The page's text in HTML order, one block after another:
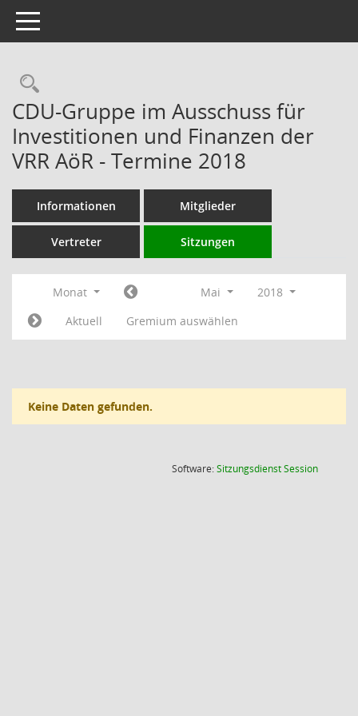
Toggle navigation
Rechercheauswahl
CDU-Gruppe im Ausschuss für
Investitionen und Finanzen der
VRR AöR - Termine 2018
Informationen Mitglieder
Vertreter Sitzungen
Monat Mai
2018
Aktuell
Gremium auswählen
Keine Daten gefunden.
Software:SitzungsdienstSession(Wird in